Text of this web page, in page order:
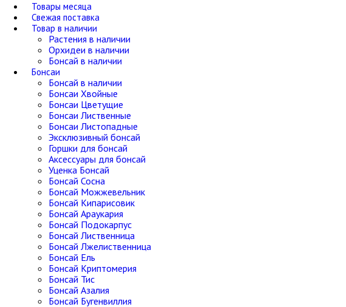
Товары месяца
Свежая поставка
Товар в наличии
Растения в наличии
Орхидеи в наличии
Бонсай в наличии
Бонсаи
Бонсай в наличии
Бонсаи Хвойные
Бонсаи Цветущие
Бонсаи Лиственные
Бонсаи Листопадные
Эксклюзивный бонсай
Горшки для бонсай
Аксессуары для бонсай
Уценка Бонсай
Бонсай Сосна
Бонсай Можжевельник
Бонсай Кипарисовик
Бонсай Араукария
Бонсай Подокарпус
Бонсай Лиственница
Бонсай Лжелиственница
Бонсай Ель
Бонсай Криптомерия
Бонсай Тис
Бонсай Азалия
Бонсай Бугенвиллия